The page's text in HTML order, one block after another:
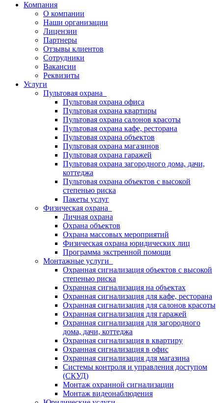
Компания
О компании
Наши организации
Лицензии
Партнеры
Отзывы клиентов
Сотрудники
Вакансии
Реквизиты
Услуги
Пультовая охрана
Пультовая охрана офиса
Пультовая охрана квартиры
Пультовая охрана салонов красоты
Пультовая охрана кафе, ресторана
Пультовая охрана объектов
Пультовая охрана магазинов
Пультовая охрана гаражей
Пультовая охрана загородного дома, дачи,
коттеджа
Пультовая охрана объектов с высокой
степенью риска
Пакеты услуг
Физическая охрана
Личная охрана
Охрана объектов
Охрана массовых мероприятий
Физическая охрана юридических лиц
Программа экстренной помощи
Монтажные услуги
Охранная сигнализация объектов с высокой
степенью риска
Охранная сигнализация на объектах
Охранная сигнализация для кафе, ресторана
Охранная сигнализация для салонов красоты
Охранная сигнализация для гаражей
Охранная сигнализация для загородного
дома, дачи, коттеджа
Охранная сигнализация в квартиру
Охранная сигнализация в офис
Охранная сигнализация для магазина
Системы контроля и управления доступом
(СКУД)
Монтаж охранной сигнализации
Монтаж видеонаблюдения